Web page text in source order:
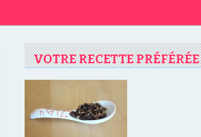
VOTRE RECETTE PRÉFÉRÉE